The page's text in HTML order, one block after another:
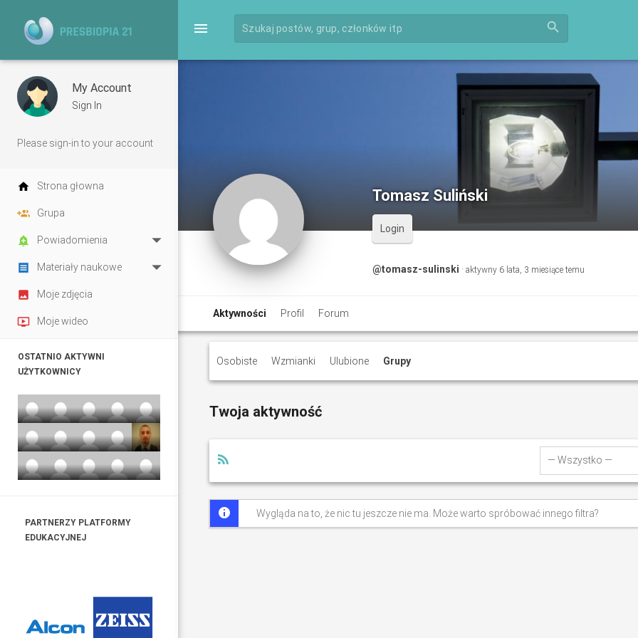
menu search
Tomasz Suliński
Login
@tomasz-sulinski · aktywny 6 lata, 3 miesiące temu
Aktywności Profil Forum
My Account
Sign In
Please sign-in to your account
home Strona głowna
group_add Grupa
add_alert Powiadomienia arrow_drop_down
receipt Materiały naukowe arrow_drop_down
insert_photo Moje zdjęcia
ondemand_video Moje wideo
OSTATNIO AKTYWNI
UŻYTKOWNICY
PARTNERZY PLATFORMY
EDUKACYJNEJ
T
o
m
a
s
z
S
Osobiste Wzmianki Ulubione Grupy
Twoja aktywność
Pokaż:
Wygląda na to, że nic tu jeszcze nie ma. Może warto spróbować innego filtra?